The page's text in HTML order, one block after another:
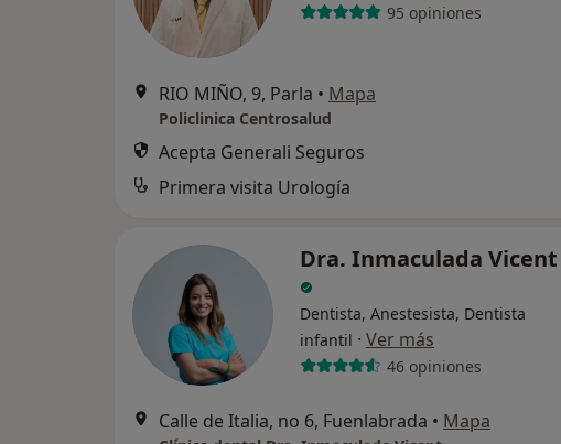
95 opiniones
RIO MIÑO, 9, Parla • Mapa
Policlinica Centrosalud
Acepta Generali Seguros
Primera visita Urología
Dra. Inmaculada Vicent
Dentista, Anestesista, Dentista
infantil · Ver más
46 opiniones
Calle de Italia, no 6, Fuenlabrada • Mapa